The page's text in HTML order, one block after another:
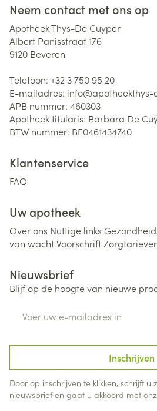
Neem contact met ons op
Apotheek Thys-De Cuyper
Albert Panisstraat 176
9120 Beveren
Telefoon: +32 3 750 95 20
E-mailadres: info@apotheekthys-
APB nummer: 460303
Apotheek titularis: Barbara De
BTW nummer: BE0461434740
Klantenservice
FAQ
Uw apotheek
Over ons Nuttige links
van wachtVoorschrift
Nieuwsbrief
Blijf op de hoogte van nieuwe
Inschrijven
Door op inschrijven te klikken, schrijft u
nieuwsbrief en gaat u akkoord met